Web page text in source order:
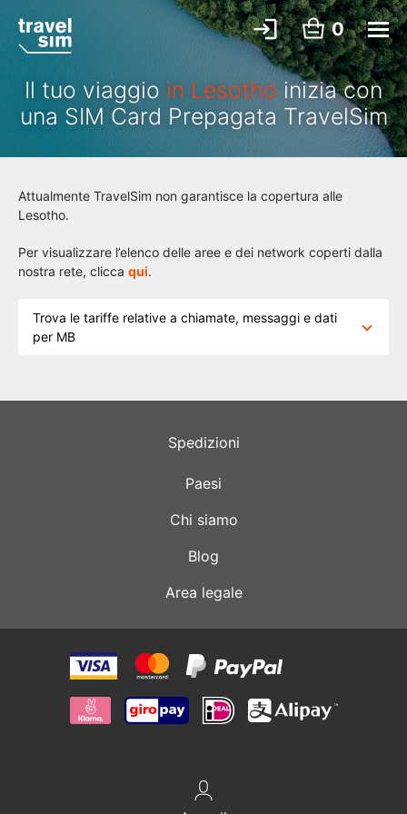
0
Il tuo viaggio in Lesotho inizia con
una SIM Card Prepagata TravelSim
Attualmente TravelSim non garantisce la copertura alle
Lesotho.
Per visualizzare l’elenco delle aree e dei network coperti dalla
nostra rete, clicca qui.
Trova le tariffe relative a chiamate, messaggi e dati
per MB
Spedizioni
Paesi
Chi siamo
Blog
Area legale